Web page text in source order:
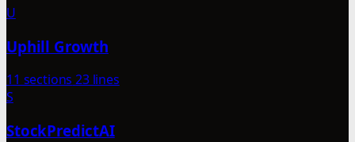
U
Uphill Growth
11 sections 23 lines
S
StockPredictAI